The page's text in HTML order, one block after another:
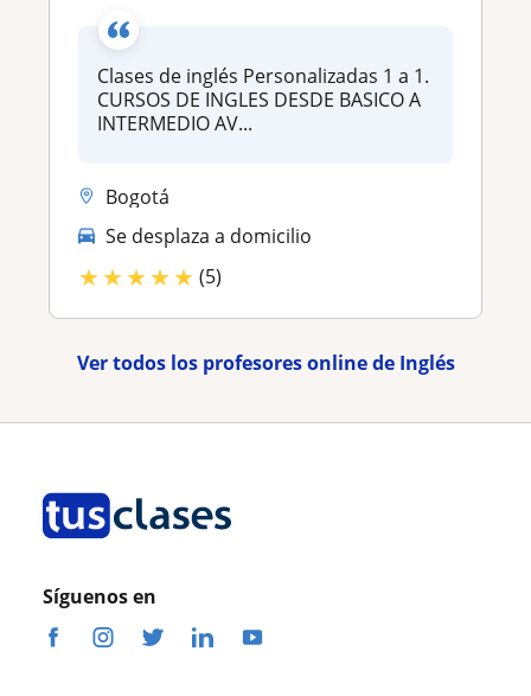
Clases de inglés Personalizadas 1 a 1.
CURSOS DE INGLES DESDE BASICO A
INTERMEDIO AV...
Bogotá
Se desplaza a domicilio
★★★★★ (5)
Ver todos los profesores online de Inglés
Síguenos en